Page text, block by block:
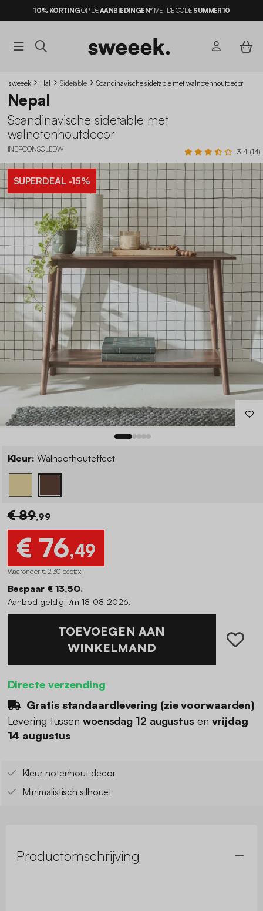
10% KORTINGOP DEAANBIEDINGEN*MET DE CODE SUMMER10
sweeek Hal Sidetable Scandinavische sidetable met walnotenhoutdecor
Nepal
Scandinavische sidetable met
walnotenhoutdecor
INEPCONSOLEDW 3.4 (14)
SUPERDEAL -15%
Kleur: Walnoothouteffect
€ 89,99
€ 76,49
Waaronder € 2,30 ecotax.
Bespaar € 13,50.
Aanbod geldig t/m 18-08-2026.
TOEVOEGEN AAN
WINKELMAND
Directe verzending
Gratis standaardlevering (zie voorwaarden)
Levering tussen woensdag 12 augustus en vrijdag
14 augustus
Kleur notenhout decor
Minimalistisch silhouet
Productomschrijving